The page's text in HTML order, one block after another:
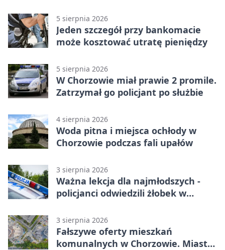
5 sierpnia 2026
Jeden szczegół przy bankomacie
może kosztować utratę pieniędzy
5 sierpnia 2026
W Chorzowie miał prawie 2 promile.
Zatrzymał go policjant po służbie
4 sierpnia 2026
Woda pitna i miejsca ochłody w
Chorzowie podczas fali upałów
3 sierpnia 2026
Ważna lekcja dla najmłodszych -
policjanci odwiedzili żłobek w
3 sierpnia 2026
Fałszywe oferty mieszkań
komunalnych w Chorzowie. Miasto